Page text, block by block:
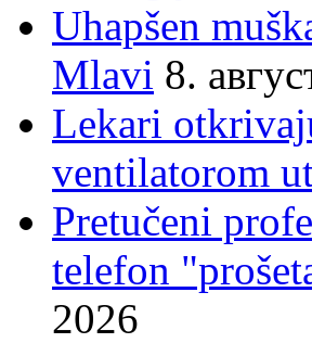
Uhapšen
Mlavi 8.
Lekari
ventilatorom
Pretučeni
telefon
2026